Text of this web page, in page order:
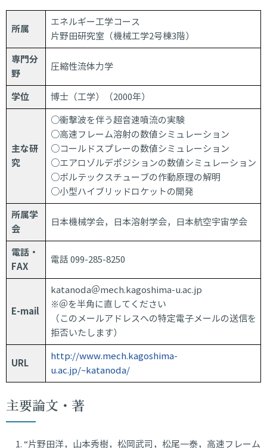
所属
エネルギー工学コース
片野田研究室（機械工学2号棟3階）
専門分
野
圧縮性流体力学
学位 博士（工学）（2000年）
主な研
究
○衝撃波を伴う超音速噴流の実験
○高速フレーム溶射の数値シミュレーション
○コールドスプレーの数値シミュレーション
○エアロゾルデポジションの数値シミュレーション
○ボルテックスチューブの作動原理の解明
○小型ハイブリッドロケットの開発
所属学
会
日本機械学会，日本溶射学会，日本航空宇宙学会
電話・
FAX
電話 099-285-8250
E-mail
katanoda＠mech.kagoshima-u.ac.jp
※＠を半角に直してください
（このメールアドレスへの特定電子メールの送信を
拒否いたします）
URL
http://www.mech.kagoshima-
u.ac.jp/~katanoda/
主要論文・著
“片野田洋，山本秀樹，松岡武司，松尾一泰，高速フレーム